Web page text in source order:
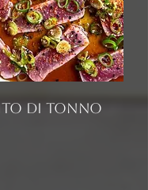
di tonno